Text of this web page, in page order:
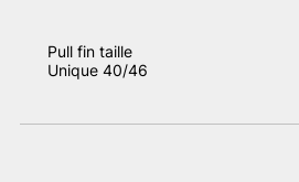
Pull fin taille
Unique 40/46